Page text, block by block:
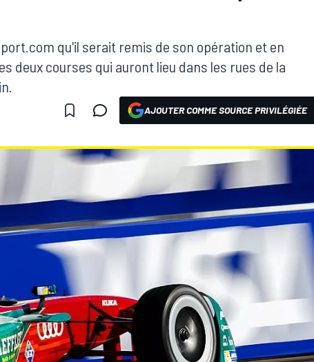
qu'il serait remis de son opération et en
deux courses qui auront lieu dans les rues de la
AJOUTER COMME SOURCE PRIVILÉGIÉE